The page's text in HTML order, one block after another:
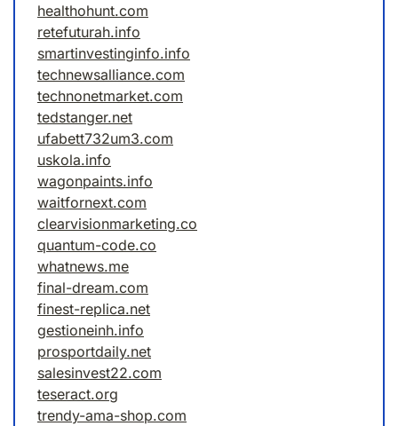
healthohunt.com
retefuturah.info
smartinvestinginfo.info
technewsalliance.com
technonetmarket.com
tedstanger.net
ufabett732um3.com
uskola.info
wagonpaints.info
waitfornext.com
clearvisionmarketing.co
quantum-code.co
whatnews.me
final-dream.com
finest-replica.net
gestioneinh.info
prosportdaily.net
salesinvest22.com
teseract.org
trendy-ama-shop.com